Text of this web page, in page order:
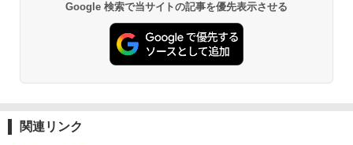
Google 検索で当サイトの記事を優先表示させる
関連リンク